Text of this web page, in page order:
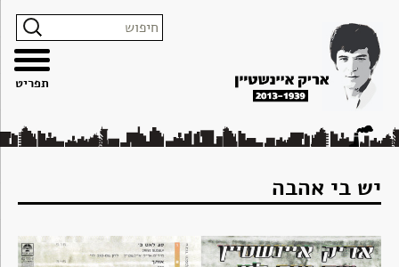
האתר
הצהרת
נגישות
לתוכן
קשר
יש בי אהבה
תפריט